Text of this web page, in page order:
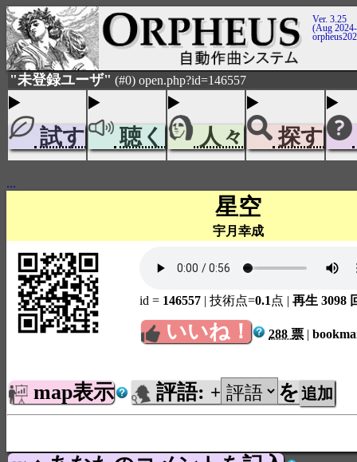
Ver. 3.25
(Aug
"未登録ユーザ" (#0) open.php?id=146557
試す 聴く 人々 探す
...
星空
宇月幸成
id = 146557 | 技術点=0.1 点 | 再生 3098
いいね！ 288 票 |
map表示 評語: + を